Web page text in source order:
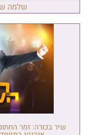
שלמה
שיר בכורה: זמר